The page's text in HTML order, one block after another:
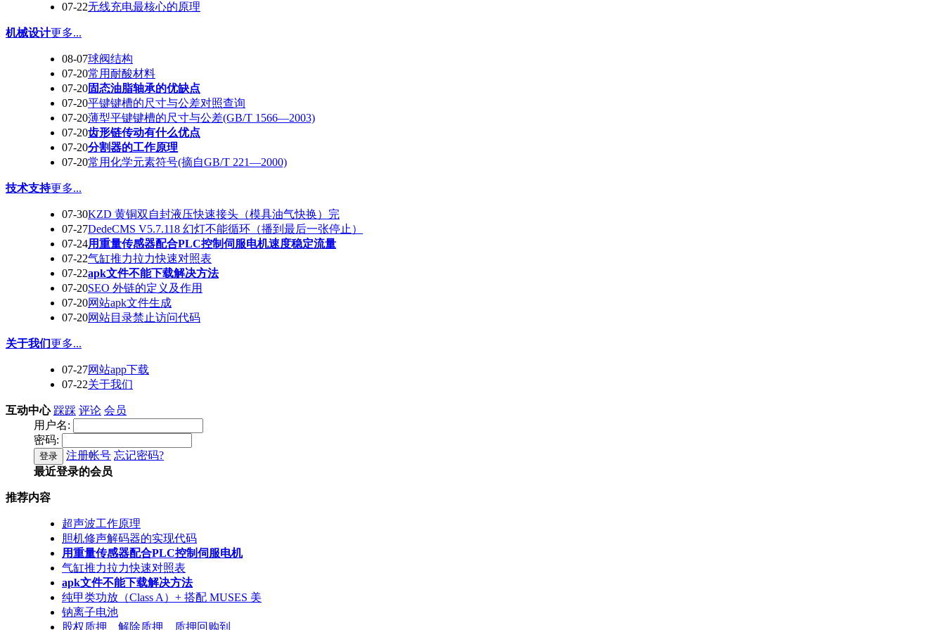
07-22无线充电最核心的原理
机械设计更多...
08-07球阀结构
07-20常用耐酸材料
07-20固态油脂轴承的优缺点
07-20平键键槽的尺寸与公差对照查询
07-20薄型平键键槽的尺寸与公差(GB/T 1566—2003)
07-20齿形链传动有什么优点
07-20分割器的工作原理
07-20常用化学元素符号(摘自GB/T 221—2000)
技术支持更多...
07-30KZD 黄铜双自封液压快速接头（模具油气快换）完
07-27DedeCMS V5.7.118 幻灯不能循环（播到最后一张停止）
07-24用重量传感器配合PLC控制伺服电机速度稳定流量
07-22气缸推力拉力快速对照表
07-22apk文件不能下载解决方法
07-20SEO 外链的定义及作用
07-20网站apk文件生成
07-20网站目录禁止访问代码
关于我们更多...
07-27网站app下载
07-22关于我们
互动中心 踩踩 评论 会员
用户名:
密码:
登录 注册帐号 忘记密码?
最近登录的会员
推荐内容
超声波工作原理
胆机修声解码器的实现代码
用重量传感器配合PLC控制伺服电机
气缸推力拉力快速对照表
apk文件不能下载解决方法
纯甲类功放（Class A）+ 搭配 MUSES 美
钠离子电池
股权质押、解除质押、质押回购到